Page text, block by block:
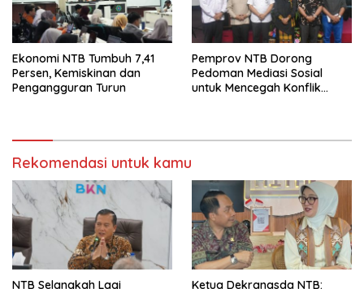
Ekonomi NTB Tumbuh 7,41
Persen, Kemiskinan dan
Pengangguran Turun
Pemprov NTB Dorong
Pedoman Mediasi Sosial
untuk Mencegah Konflik
Rekomendasi untuk kamu
NTB Selangkah Lagi
Ketua Dekranasda NTB: